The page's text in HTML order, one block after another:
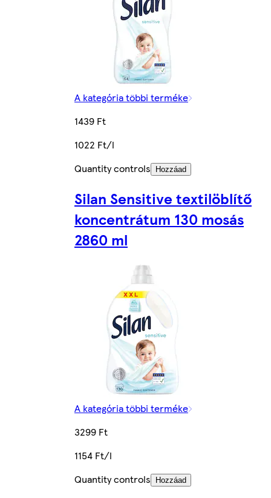
A kategória többi terméke
1439 Ft
1022 Ft/l
Quantity controls
Hozzáad
Silan Sensitive textilöblítő
koncentrátum 130 mosás
2860 ml
A kategória többi terméke
3299 Ft
1154 Ft/l
Quantity controls
Hozzáad